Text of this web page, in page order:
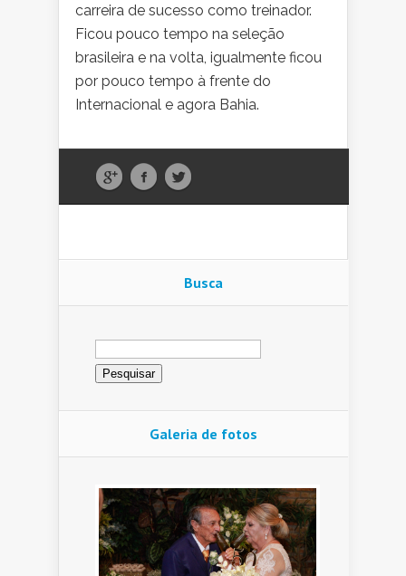
carreira de sucesso como treinador.
Ficou pouco tempo na seleção
brasileira e na volta, igualmente ficou
por pouco tempo à frente do
Internacional e agora Bahia.
Busca
Pesquisar
por:
Galeria de fotos